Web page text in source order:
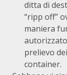
ditta di
“ripp off”
maniera
prelievo
container.